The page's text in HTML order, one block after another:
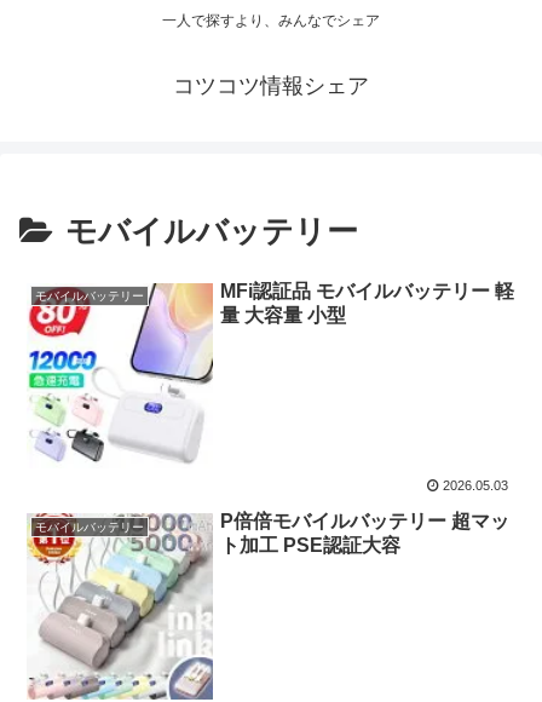
一人で探すより、みんなでシェア
コツコツ情報シェア
モバイルバッテリー
モバイルバッテリー
MFi認証品 モバイルバッテリー 軽
量 大容量 小型
2026.05.03
モバイルバッテリー
P倍倍モバイルバッテリー 超マッ
ト加工 PSE認証大容